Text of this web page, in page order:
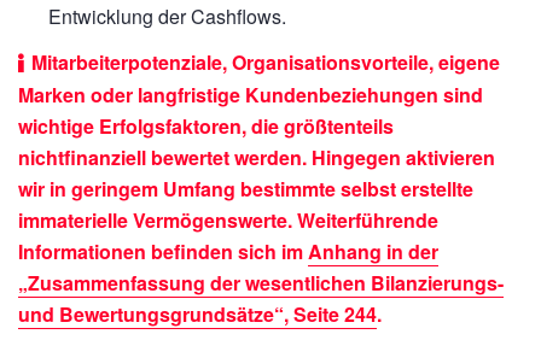
Entwicklung der Cashflows.
Mitarbeiterpotenziale, Organisationsvorteile, eigene
Marken oder langfristige Kundenbeziehungen sind
wichtige Erfolgsfaktoren, die größtenteils
nichtfinanziell bewertet werden. Hingegen aktivieren
wir in geringem Umfang bestimmte selbst erstellte
immaterielle Vermögenswerte. Weiterführende
Informationen befinden sich imAnhang in der
„Zusammenfassung der wesentlichen Bilanzierungs-
und Bewertungsgrundsätze“, Seite 244.